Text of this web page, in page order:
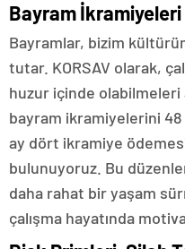
Bayram İkramiyeleri
Bayramlar, bizim
tutar. KORSAV olarak,
huzur içinde olabilmeleri
bayram ikramiyelerini 48
ay dört ikramiye
bulunuyoruz. Bu
daha rahat bir yaşam
çalışma hayatında